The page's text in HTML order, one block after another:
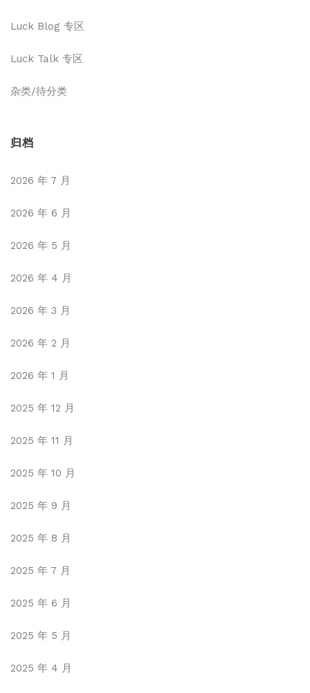
Luck Blog 专区
Luck Talk 专区
杂类/待分类
归档
2026 年 7 月
2026 年 6 月
2026 年 5 月
2026 年 4 月
2026 年 3 月
2026 年 2 月
2026 年 1 月
2025 年 12 月
2025 年 11 月
2025 年 10 月
2025 年 9 月
2025 年 8 月
2025 年 7 月
2025 年 6 月
2025 年 5 月
2025 年 4 月